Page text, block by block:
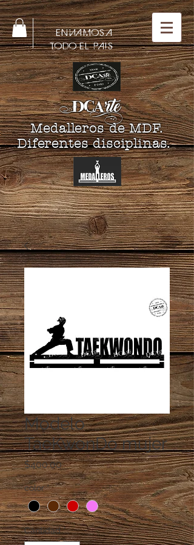
ENVIAMOS A
TODO EL PAIS
DCArte
Medalleros de MDF.
Diferentes disciplinas.
Modelo
TaeKwonDo mujer
$400.00Precio
color *
Cantidad *